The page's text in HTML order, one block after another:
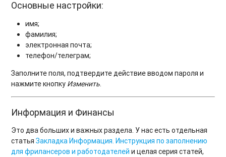
Основные настройки:
имя;
фамилия;
электронная почта;
телефон/телеграм;
Заполните поля, подтвердите действие вводом пароля и
нажмите кнопку Изменить.
Информация и Финансы
Это два больших и важных раздела. У нас есть отдельная
статьяЗакладка Информация. Инструкция по заполнению
для фрилансеров и работодателей и целая серия статей,